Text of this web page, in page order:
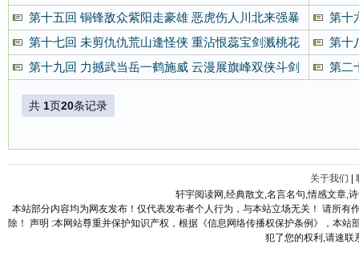
第十五回 铜锋敌众紫阳走豪雄 恶虎伤人川北来强暴
第十
第十七回 未剪仇仇荒山逢怪侠 重沾恨蕊宝剑溅桃花
第十
第十九回 力撼武当岳一鹤施威 云漫展旗峰双侠斗剑
第二
共 1页20条记录
关于我们
轩宇阅读网,经典散文,名言名句,情感文章,
本站部分内容均为网友发布！仅代表发布者个人行为，与本站立场无关！ 请所
除！ 声明 :本网站尊重并保护知识产权，根据《信息网络传播权保护条例》，本
犯了您的权利,请速联